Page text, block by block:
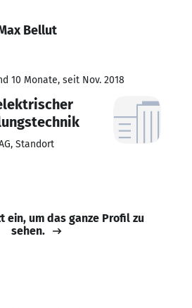
Bellut
10 Monate, seit Nov. 2018
Standort
ein, um das ganze Profil zu
sehen.